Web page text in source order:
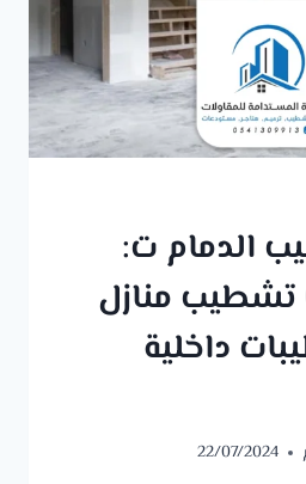
الدمام ت:
0541309913 تشطيب منازل
داخلية
22/07/2024